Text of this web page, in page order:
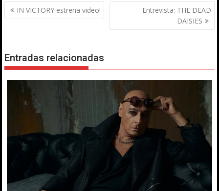
Navegación
de
IN VICTORY estrena video!
Entrevista: THE DEAD
DAISIES
Entradas relacionadas